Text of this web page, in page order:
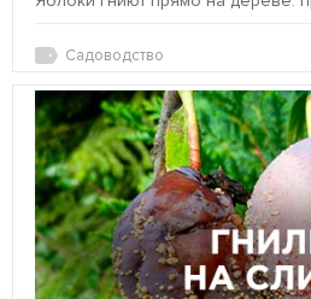
Садоводство